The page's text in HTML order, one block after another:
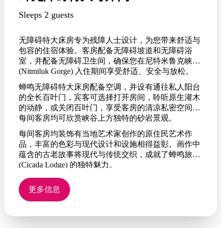
Sleeps 2 guests
无障碍特大床房专为残障人士设计，为您带来舒适与
包容的住宿体验。客房配备无障碍坡道和无障碍浴
室，并配备无障碍卫生间，确保您在尼特米鲁克峡谷
(Nitmiluk Gorge) 入住期间享受舒适、安全与放松。
蝉鸣无障碍特大床房配备空调，并设有通往私人阳台
的全长百叶门，宾客可选择打开房间，聆听原生灌木
的动静，或关闭百叶门，享受客房的清凉私密空间。
每间客房均可欣赏峡谷上方独特的砂岩景观。
每间客房均装饰有当地艺术家创作的原住民艺术作
品，丰富的色彩与现代设计和设施相得益彰。画作中
蕴含的古老故事将现代与传统交织，成就了蝉鸣旅馆
(Cicada Lodge) 的独特魅力。
更多信息